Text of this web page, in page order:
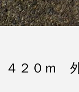
４２０ｍ